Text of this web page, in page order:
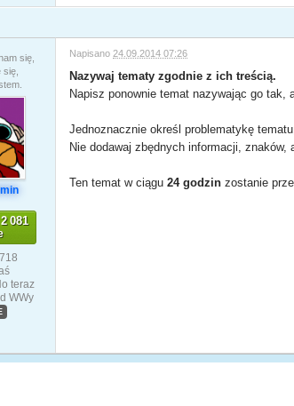
się,
się,
081
teraz
WWy
Napisano 24.09.2014 07:26
Nazywaj tematy zgodnie z ich treścią.
Napisz ponownie temat nazywając go tak,
Jednoznacznie określ problematykę
Nie dodawaj zbędnych informacji, znaków,
Ten temat w ciągu24 godzin zostanie